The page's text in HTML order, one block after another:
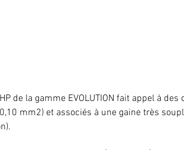
de la gamme EVOLUTION fait appel à
mm2) et associés à une gaine très